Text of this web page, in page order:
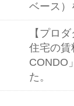
ベース）
【プロ
住宅の賃
CONDO
た。